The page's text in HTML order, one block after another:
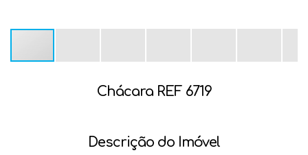
Chácara REF 6719
Descrição do Imóvel